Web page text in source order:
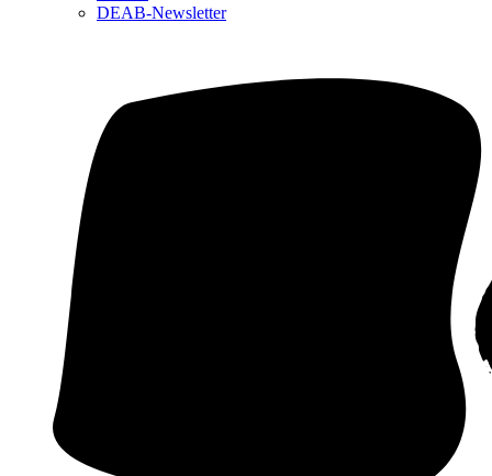
DEAB-Newsletter